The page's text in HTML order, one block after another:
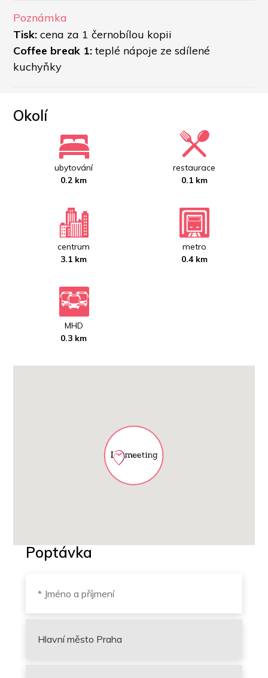
Poznámka
Tisk: cena za 1 černobílou kopii
Coffee break 1: teplé nápoje ze sdílené
kuchyňky
Okolí
ubytování
0.2 km
restaurace
0.1 km
centrum
3.1 km
metro
0.4 km
MHD
0.3 km
Poptávka